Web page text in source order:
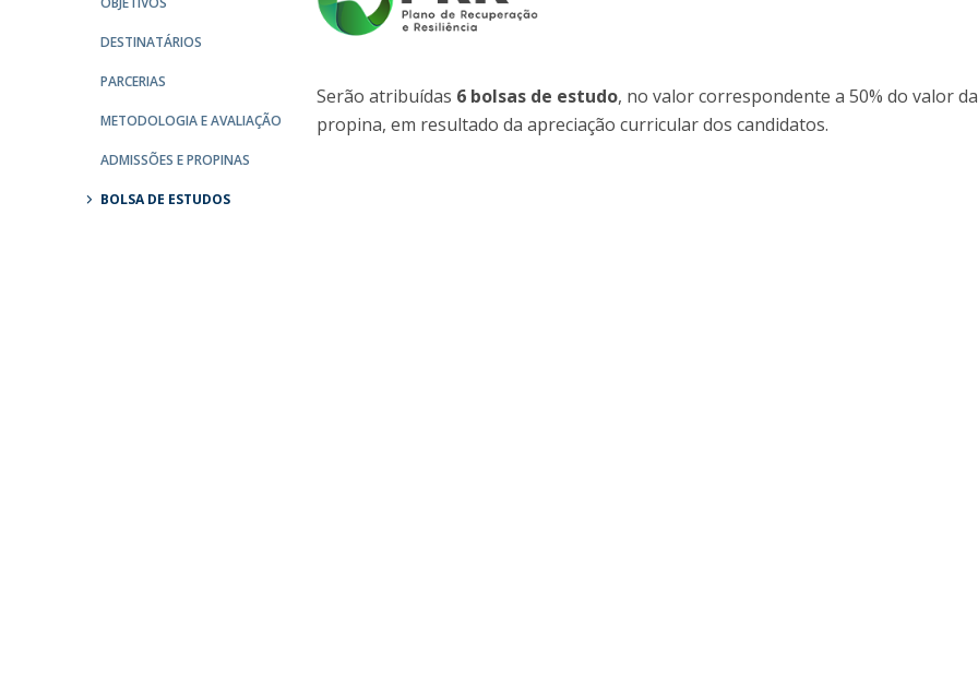
Católica Research Centre for Psychological, Family and
Social Wellbeing
DESTINATÁRIOS
PARCERIAS
METODOLOGIA E AVALIAÇÃO
ADMISSÕES E PROPINAS
BOLSA DE ESTUDOS
Serão atribuídas 6 bolsas de estudo, no valor correspondente a 50% do valor da
propina, em resultado da apreciação curricular dos candidatos.